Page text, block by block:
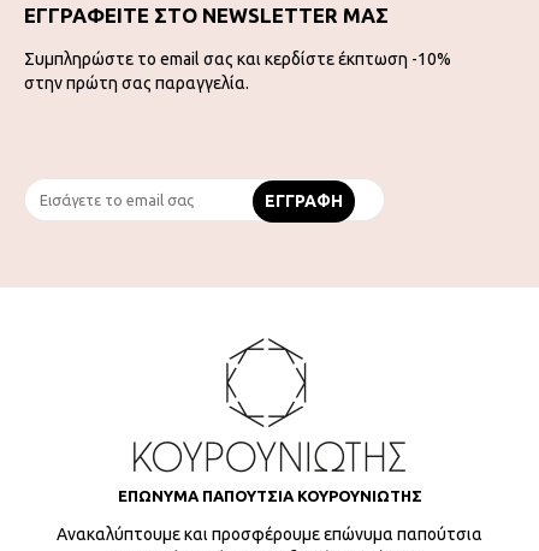
ΕΓΓΡΑΦΕΙΤΕ ΣΤΟ NEWSLETTER ΜΑΣ
Συμπληρώστε το email σας και κερδίστε έκπτωση -10%
στην πρώτη σας παραγγελία.
ΕΠΩΝΥΜΑ ΠΑΠΟΥΤΣΙΑ ΚΟΥΡΟΥΝΙΩΤΗΣ
Ανακαλύπτουμε και προσφέρουμε επώνυμα παπούτσια